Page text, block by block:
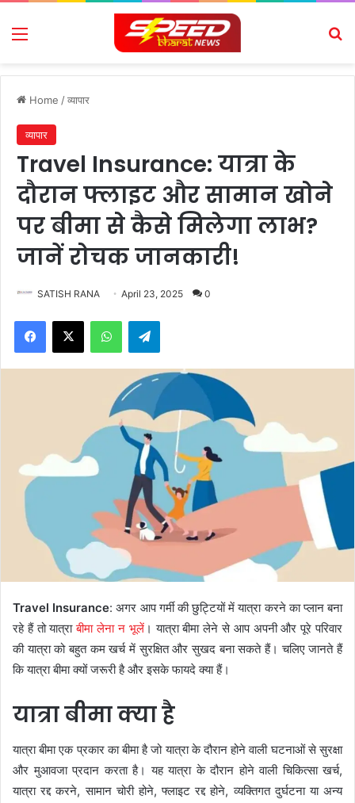
Menu
Home /व्यापार
व्यापार
Travel Insurance: यात्रा के
दौरान फ्लाइट और सामान खोने
पर बीमा से कैसे मिलेगा लाभ?
जानें रोचक जानकारी!
SATISH RANA April 23, 2025 0
Facebook
X WhatsAppTelegram
Travel Insurance: अगर आप गर्मी की छुट्टियों में यात्रा करने का प्लान बना
रहे हैं तो यात्राबीमा लेना न भूलें। यात्रा बीमा लेने से आप अपनी और पूरे परिवार
की यात्रा को बहुत कम खर्च में सुरक्षित और सुखद बना सकते हैं। चलिए जानते हैं
कि यात्रा बीमा क्यों जरूरी है और इसके फायदे क्या हैं।
यात्रा बीमा क्या है
यात्रा बीमा एक प्रकार का बीमा है जो यात्रा के दौरान होने वाली घटनाओं से सुरक्षा
और मुआवजा प्रदान करता है। यह यात्रा के दौरान होने वाली चिकित्सा खर्च,
यात्रा रद्द करने, सामान चोरी होने, फ्लाइट रद्द होने, व्यक्तिगत दुर्घटना या अन्य